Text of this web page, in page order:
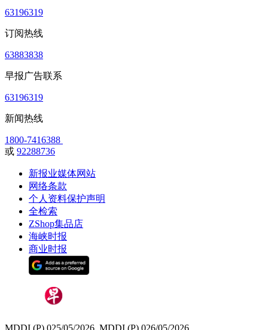
63196319
订阅热线
63883838
早报广告联系
63196319
新闻热线
1800-7416388
或 92288736
新报业媒体网站
网络条款
个人资料保护声明
全检索
ZShop集品店
海峡时报
商业时报